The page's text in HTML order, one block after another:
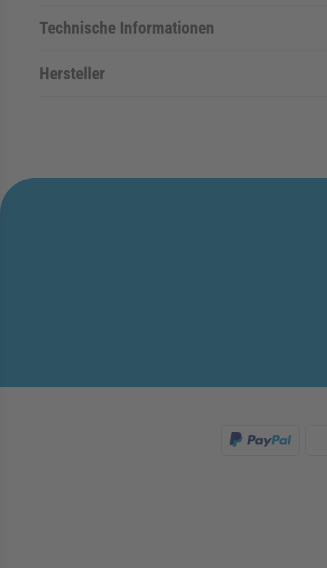
Technische Informationen
Hersteller